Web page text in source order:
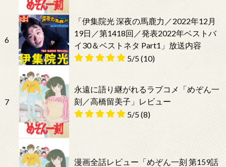
6
「伊集院光 深夜の馬鹿力／2022年12月
19日／第1418回／発表2022年ベストバ
イ30＆ベストネタ Part1」放送内容
5/5(10)
7
永遠に語り継がれるラブコメ「めぞん一
刻／高橋留美子」レビュー
5/5(8)
漫画全話レビュー「めぞん一刻 第159話